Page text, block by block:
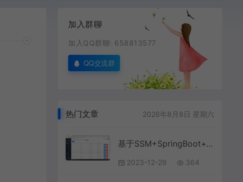
加入群聊
加入QQ群聊: 658813577
QQ交流群
热门文章 2026年8月8日 星期六
基于SSM+SpringBoot+Vue前后端分离高校博客论坛系统
2023-12-29 364